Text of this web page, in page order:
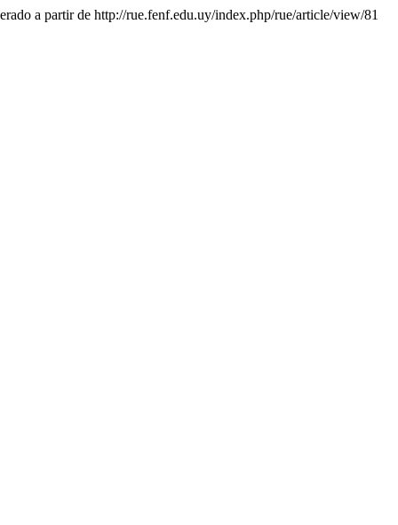
a partir de http://rue.fenf.edu.uy/index.php/rue/article/view/81